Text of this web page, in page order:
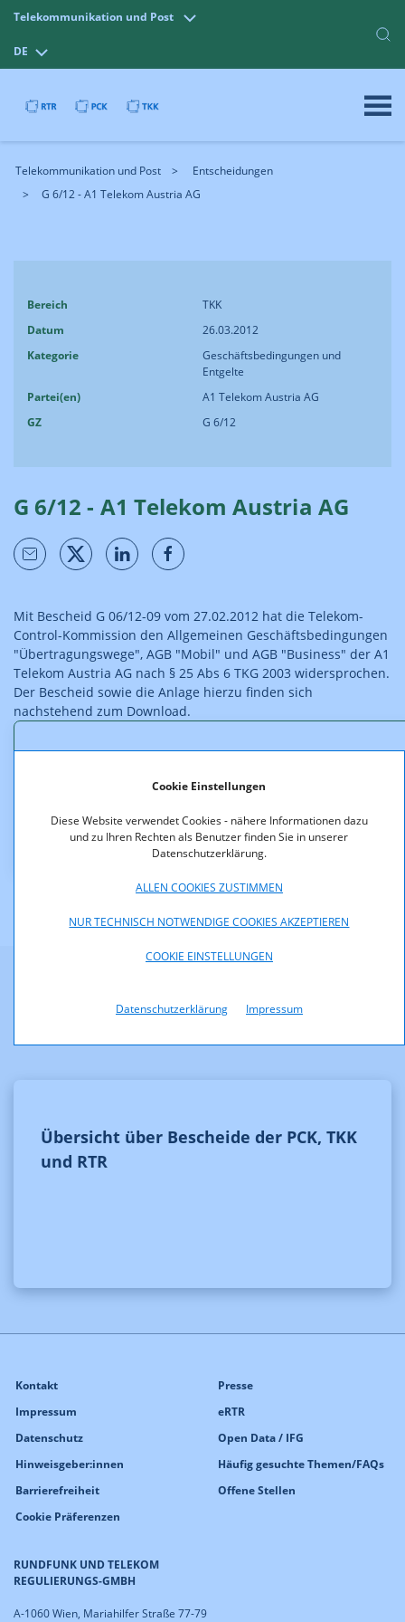
Cookie Einstellungen
Diese Website verwendet Cookies - nähere Informationen dazu
und zu Ihren Rechten als Benutzer finden Sie in unserer
Datenschutzerklärung.
ALLEN COOKIES ZUSTIMMEN
NUR TECHNISCH NOTWENDIGE COOKIES AKZEPTIEREN
COOKIE EINSTELLUNGEN
Datenschutzerklärung Impressum
Telekommunikation und Post
DE
Telekommunikation und Post
Entscheidungen
G 6/12 - A1 Telekom Austria AG
Bereich
TKK
Datum
26.03.2012
Kategorie
Geschäftsbedingungen und
Entgelte
Partei(en)
A1 Telekom Austria AG
GZ
G 6/12
G 6/12 - A1 Telekom Austria AG
Mit Bescheid G 06/12-09 vom 27.02.2012 hat die Telekom-
Control-Kommission den Allgemeinen Geschäftsbedingungen
"Übertragungswege", AGB "Mobil" und AGB "Business" der A1
Telekom Austria AG nach § 25 Abs 6 TKG 2003 widersprochen.
Der Bescheid sowie die Anlage hierzu finden sich
nachstehend zum Download.
Anlage_G_6_12.pdf (pdf, 4.565,0 KB)
G_6_12.pdf (pdf, 93,8 KB)
Weitere Informationen
Übersicht über Bescheide der PCK, TKK
und RTR
RUNDFUNK UND TELEKOM
REGULIERUNGS-GMBH
A-1060 Wien, Mariahilfer Straße 77-79
Kontakt
Impressum
Datenschutz
Hinweisgeber:innen
Barrierefreiheit
Cookie Präferenzen
Presse
eRTR
Open Data / IFG
Häufig gesuchte Themen/FAQs
Offene Stellen